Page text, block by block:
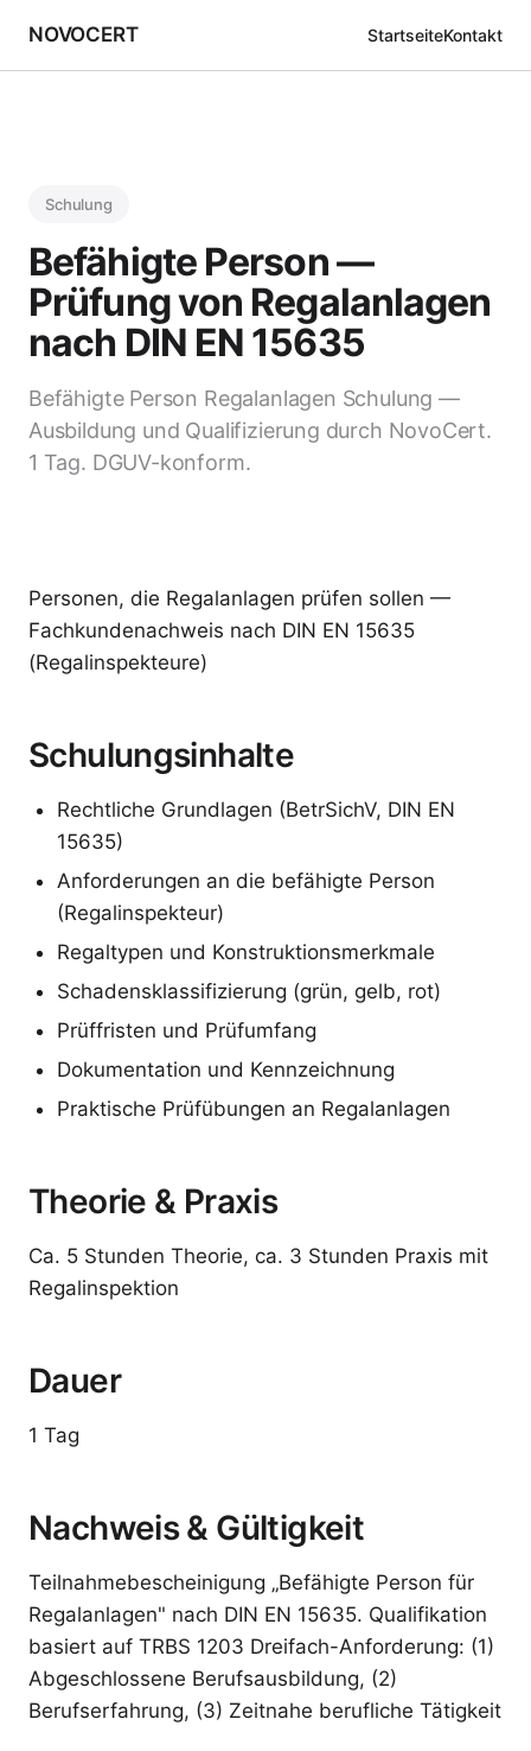
NOVOCERT StartseiteKontakt
Schulung
Befähigte Person —
Prüfung von Regalanlagen
nach DIN EN 15635
Befähigte Person Regalanlagen Schulung —
Ausbildung und Qualifizierung durch NovoCert.
1 Tag. DGUV-konform.
Personen, die Regalanlagen prüfen sollen —
Fachkundenachweis nach DIN EN 15635
(Regalinspekteure)
Schulungsinhalte
Rechtliche Grundlagen (BetrSichV, DIN EN
15635)
Anforderungen an die befähigte Person
(Regalinspekteur)
Regaltypen und Konstruktionsmerkmale
Schadensklassifizierung (grün, gelb, rot)
Prüffristen und Prüfumfang
Dokumentation und Kennzeichnung
Praktische Prüfübungen an Regalanlagen
Theorie & Praxis
Ca. 5 Stunden Theorie, ca. 3 Stunden Praxis mit
Regalinspektion
Dauer
1 Tag
Nachweis & Gültigkeit
Teilnahmebescheinigung „Befähigte Person für
Regalanlagen" nach DIN EN 15635. Qualifikation
basiert auf TRBS 1203 Dreifach-Anforderung: (1)
Abgeschlossene Berufsausbildung, (2)
Berufserfahrung, (3) Zeitnahe berufliche Tätigkeit